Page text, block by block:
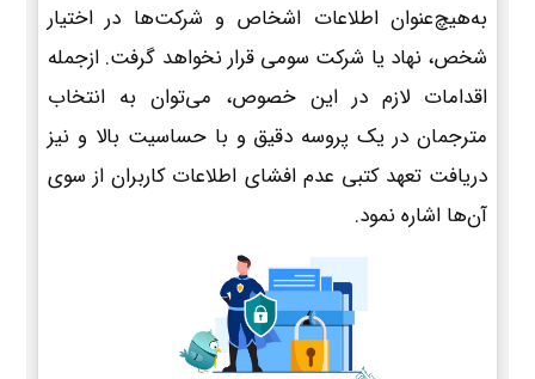
به‌هیچ‌عنوان اطلاعات اشخاص و شرکت‌ها در اختیار
شخص، نهاد یا شرکت سومی قرار نخواهد گرفت. ازجمله
اقدامات لازم در این خصوص، می‌توان به انتخاب
مترجمان در یک پروسه دقیق و با حساسیت بالا و نیز
دریافت تعهد کتبی عدم افشای اطلاعات کاربران از سوی
آن‌ها اشاره نمود.